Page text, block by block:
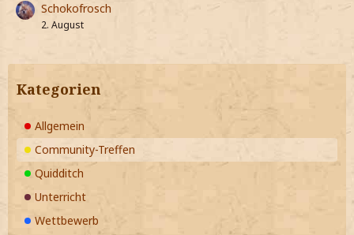
Schokofrosch
2. August
Kategorien
Allgemein
Community-Treffen
Quidditch
Unterricht
Wettbewerb